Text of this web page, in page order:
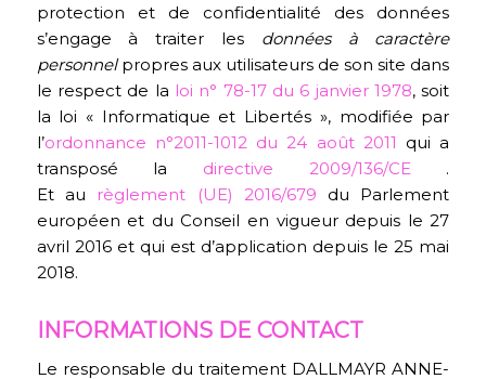
protection et de confidentialité des données
s’engage à traiter les données à caractère
personnelpropres aux utilisateurs de son site dans
le respect de la loi n° 78-17 du 6 janvier 1978, soit
la loi « Informatique et Libertés », modifiée par
l’ordonnance n°2011-1012 du 24 août 2011 qui a
transposé la directive 2009/136/CE .
Et au règlement (UE) 2016/679 du Parlement
européen et du Conseil en vigueur depuis le 27
avril 2016 et qui est d’application depuis le 25 mai
2018.
INFORMATIONS DE CONTACT
Le responsable du traitement DALLMAYR ANNE-